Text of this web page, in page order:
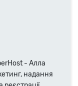
- Алла
надання